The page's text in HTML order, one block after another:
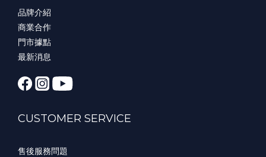
品牌介紹
商業合作
門市據點
最新消息
CUSTOMER SERVICE
售後服務問題